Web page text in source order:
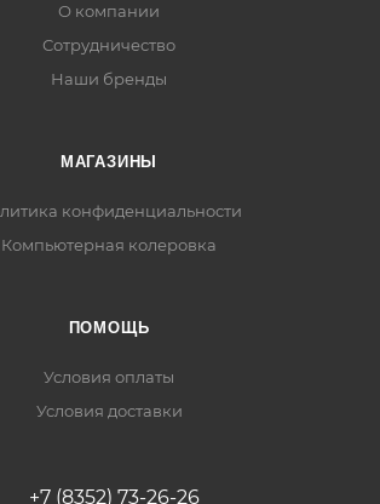
О компании
Сотрудничество
Наши бренды
МАГАЗИНЫ
конфиденциальности
Компьютерная колеровка
ПОМОЩЬ
Условия оплаты
Условия доставки
+7 (8352) 73-26-26